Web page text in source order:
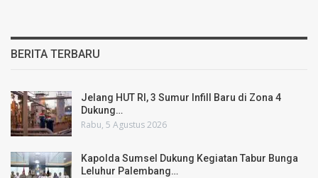
BERITA TERBARU
Jelang HUT RI, 3 Sumur Infill Baru di Zona 4
Dukung…
Rabu, 5 Agustus 2026
Kapolda Sumsel Dukung Kegiatan Tabur Bunga
Leluhur Palembang…